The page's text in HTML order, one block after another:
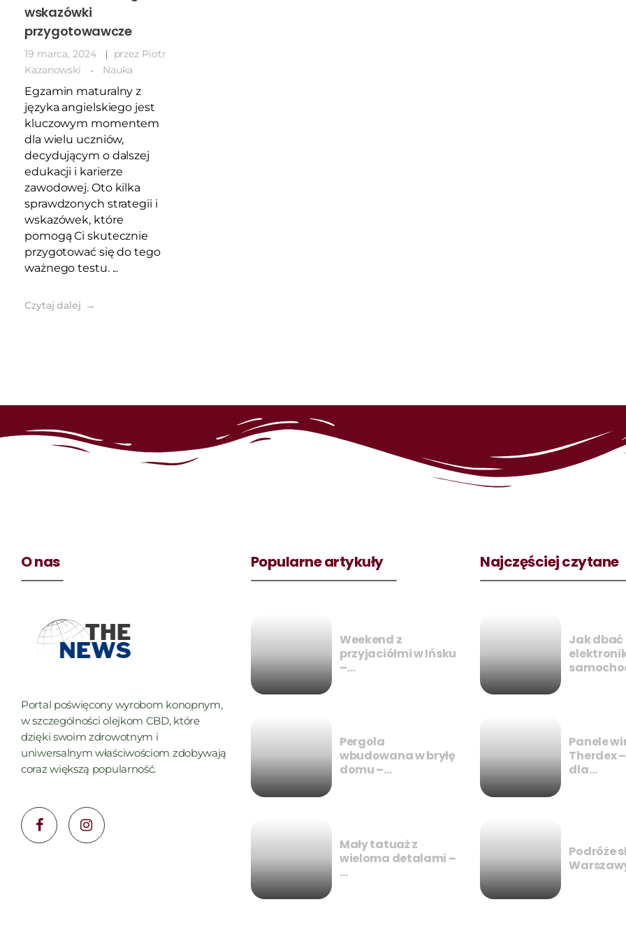
wskazówki
przygotowawcze
19 marca, 2024 przez Piotr
Kazanowski
Nauka
Egzamin maturalny z
języka angielskiego jest
kluczowym momentem
dla wielu uczniów,
decydującym o dalszej
edukacji i karierze
zawodowej. Oto kilka
sprawdzonych strategii i
wskazówek, które
pomogą Ci skutecznie
przygotować się do tego
ważnego testu. ...
Czytaj dalej
O nas
Portal poświęcony wyrobom konopnym,
w szczególności olejkom CBD, które
dzięki swoim zdrowotnym i
uniwersalnym właściwościom zdobywają
coraz większą popularność.
Popularne artykuły
Weekend z
przyjaciółmi w Ińsku
–…
Pergola
wbudowana w bryłę
domu –…
Mały tatuaż z
wieloma detalami –
…
Najczęściej czytane
Jak dbać
Panele
Therdex
dla…
Podróże